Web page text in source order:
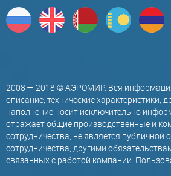
2008 — 2018 © АЭРОМИР. Вся
описание, технические характеристики,
наполнение носит исключительно
отражает общие производственные и
сотрудничества, не является публичной
сотрудничества, другими
связанных с работой компании.